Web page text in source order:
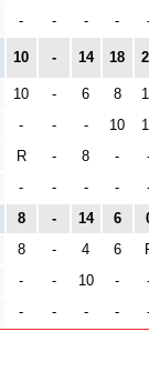
- - - -
10 - 14 18
10 - 6 8
- - - 10
R - 8 -
- - - -
8 - 14 6
8 - 4 6
- - 10 -
- - - -